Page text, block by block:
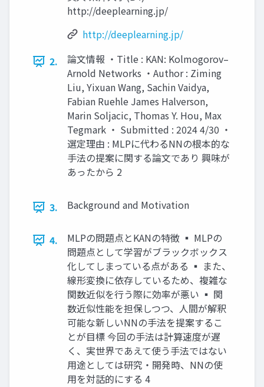
http://deeplearning.jp/
http://deeplearning.jp/
2.
論文情報 ・Title : KAN: Kolmogorov–
Arnold Networks ・Author : Ziming
Liu, Yixuan Wang, Sachin Vaidya,
Fabian Ruehle James Halverson,
Marin Soljacic, Thomas Y. Hou, Max
Tegmark ・ Submitted : 2024 4/30 ・
選定理由 : MLPに代わるNNの根本的な
手法の提案に関する論文であり 興味が
あったから 2
3. Background and Motivation
4.
MLPの問題点とKANの特徴 ▪ MLPの
問題点として学習がブラックボックス
化してしまっている点がある ▪ また、
線形変換に依存しているため、複雑な
関数近似を行う際に効率が悪い ▪ 関
数近似性能を担保しつつ、人間が解釈
可能な新しいNNの手法を提案するこ
とが目標 今回の手法は計算速度が遅
く、実世界であえて使う手法ではない
用途としては研究・開発時、NNの使
用を対話的にする 4